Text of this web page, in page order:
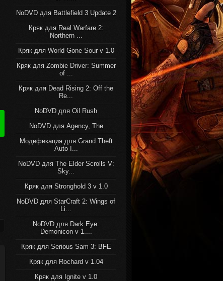
NoDVD для Battlefield 3 Update 2
Кряк для Real Warfare 2:
Northern ...
Кряк для World Gone Sour v 1.0
Кряк для Zombie Driver: Summer
of ...
Кряк для Dead Rising 2: Off the
Re...
NoDVD для Oil Rush
NoDVD для Agency, The
Модификация для Grand Theft
Auto I...
NoDVD для The Elder Scrolls V:
Sky...
Кряк для Stronghold 3 v 1.0
NoDVD для StarCraft 2: Wings of
Li...
NoDVD для Dark Eye:
Demonicon v 1....
Кряк для Serious Sam 3: BFE
Кряк для Rochard v 1.04
Кряк для Ignite v 1.0